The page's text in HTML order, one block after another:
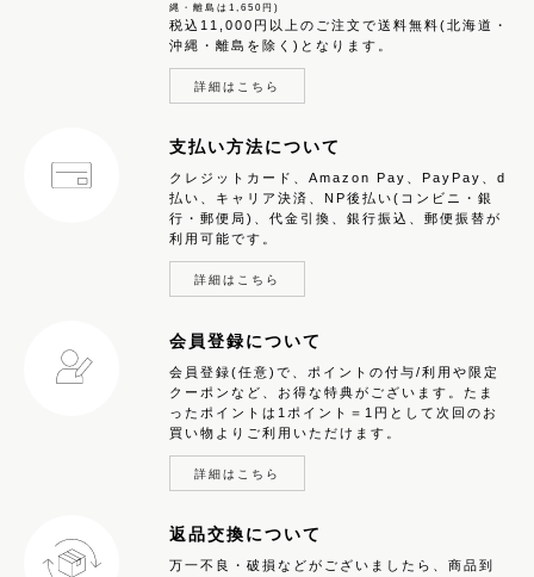
縄・離島は1,650円)
税込11,000円以上のご注文で送料無料(北海道・
沖縄・離島を除く)となります。
詳細はこちら
支払い方法について
クレジットカード、Amazon Pay、PayPay、d
払い、キャリア決済、NP後払い(コンビニ・銀
行・郵便局)、代金引換、銀行振込、郵便振替が
利用可能です。
詳細はこちら
会員登録について
会員登録(任意)で、ポイントの付与/利用や限定
クーポンなど、お得な特典がございます。たま
ったポイントは1ポイント＝1円として次回のお
買い物よりご利用いただけます。
詳細はこちら
返品交換について
万一不良・破損などがございましたら、商品到